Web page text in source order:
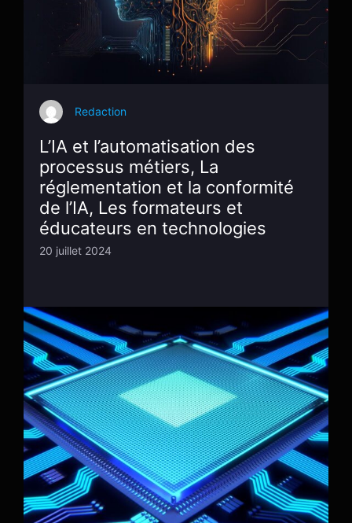
Redaction
L’IA et l’automatisation des
processus métiers, La
réglementation et la conformité
de l’IA, Les formateurs et
éducateurs en technologies
20 juillet 2024